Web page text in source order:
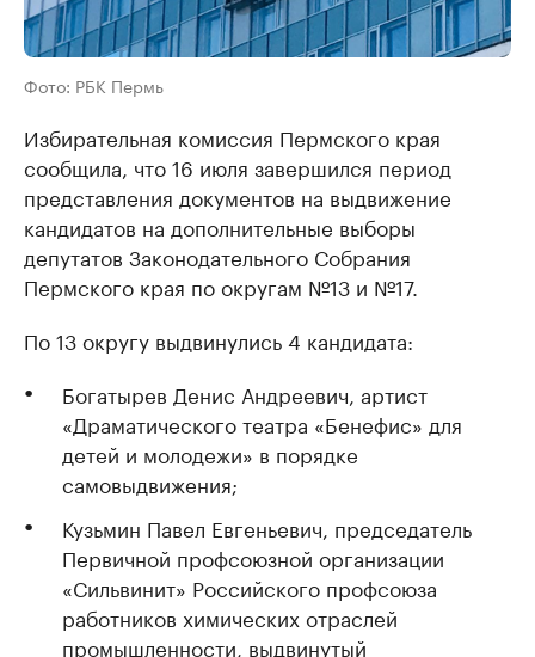
Фото: РБК Пермь
Избирательная комиссия Пермского края
сообщила, что 16 июля завершился период
представления документов на выдвижение
кандидатов на дополнительные выборы
депутатов Законодательного Собрания
Пермского края по округам №13 и №17.
По 13 округу выдвинулись 4 кандидата:
Богатырев Денис Андреевич, артист
«Драматического театра «Бенефис» для
детей и молодежи» в порядке
самовыдвижения;
Кузьмин Павел Евгеньевич, председатель
Первичной профсоюзной организации
«Сильвинит» Российского профсоюза
работников химических отраслей
промышленности, выдвинутый